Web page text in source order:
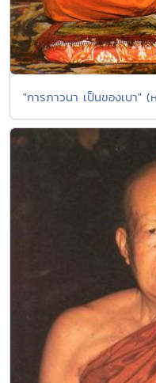
"การภาวนา เป็นของเบา"